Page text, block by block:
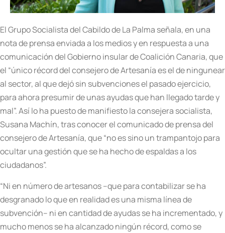
El Grupo Socialista del Cabildo de La Palma señala, en una
nota de prensa enviada a los medios y en respuesta a una
comunicación del Gobierno insular de Coalición Canaria, que
el “único récord del consejero de Artesanía es el de ningunear
al sector, al que dejó sin subvenciones el pasado ejercicio,
para ahora presumir de unas ayudas que han llegado tarde y
mal”. Así lo ha puesto de manifiesto la consejera socialista,
Susana Machín, tras conocer el comunicado de prensa del
consejero de Artesanía, que “no es sino un trampantojo para
ocultar una gestión que se ha hecho de espaldas a los
ciudadanos”.
“Ni en número de artesanos –que para contabilizar se ha
desgranado lo que en realidad es una misma línea de
subvención– ni en cantidad de ayudas se ha incrementado, y
mucho menos se ha alcanzado ningún récord, como se